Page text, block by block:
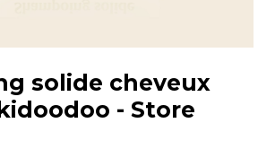
solide cheveux
- Store